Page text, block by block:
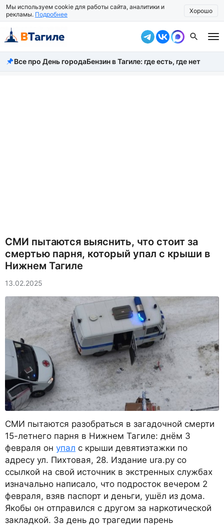
Мы используем cookie для работы сайта, аналитики и
рекламы. Подробнее Хорошо
Все новости
Все про День городаБензин в Тагиле: где есть, где нет
СМИ пытаются выяснить, что стоит за
смертью парня, который упал с крыши в
Нижнем Тагиле
13.02.2025
СМИ пытаются разобраться в загадочной смерти
15-летнего парня в Нижнем Тагиле: днём 3
февраля он упал с крыши девятиэтажки по
адресу ул. Пихтовая, 28. Издание ura.ру со
ссылкой на свой источник в экстренных службах
изначально написало, что подросток вечером 2
февраля, взяв паспорт и деньги, ушёл из дома.
Якобы он отправился с другом за наркотической
закладкой. За день до трагедии парень